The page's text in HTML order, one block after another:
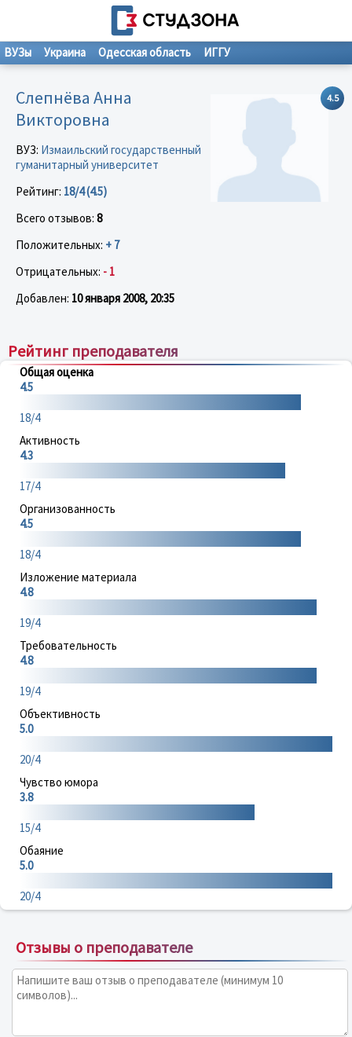
ВУЗы Украина Одесская область ИГГУ
4.5
Слепнёва Анна
Викторовна
ВУЗ: Измаильский государственный
гуманитарный университет
Рейтинг: 18/4 (4.5)
Всего отзывов: 8
Положительных: + 7
Отрицательных: - 1
Добавлен: 10 января 2008, 20:35
Рейтинг преподавателя
Общая оценка
4.5
18/4
Активность
4.3
17/4
Организованность
4.5
18/4
Изложение материала
4.8
19/4
Требовательность
4.8
19/4
Объективность
5.0
20/4
Чувство юмора
3.8
15/4
Обаяние
5.0
20/4
Отзывы о преподавателе